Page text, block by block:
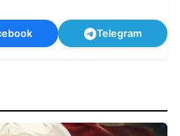
Telegram